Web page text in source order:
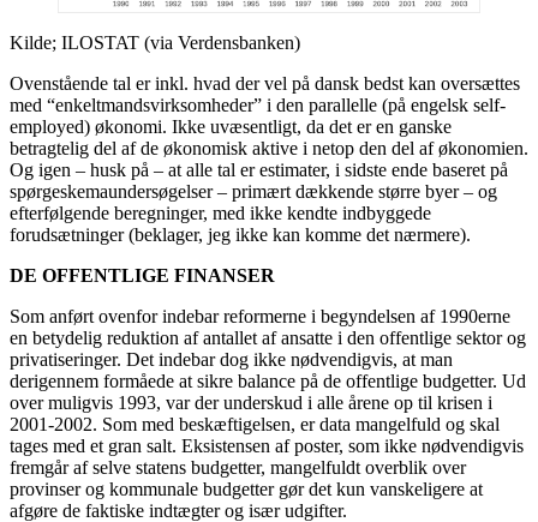
Kilde; ILOSTAT (via Verdensbanken)
Ovenstående tal er inkl. hvad der vel på dansk bedst kan oversættes
med “enkeltmandsvirksomheder” i den parallelle (på engelsk self-
employed) økonomi. Ikke uvæsentligt, da det er en ganske
betragtelig del af de økonomisk aktive i netop den del af økonomien.
Og igen – husk på – at alle tal er estimater, i sidste ende baseret på
spørgeskemaundersøgelser – primært dækkende større byer – og
efterfølgende beregninger, med ikke kendte indbyggede
forudsætninger (beklager, jeg ikke kan komme det nærmere).
DE OFFENTLIGE FINANSER
Som anført ovenfor indebar reformerne i begyndelsen af 1990erne
en betydelig reduktion af antallet af ansatte i den offentlige sektor og
privatiseringer. Det indebar dog ikke nødvendigvis, at man
derigennem formåede at sikre balance på de offentlige budgetter. Ud
over muligvis 1993, var der underskud i alle årene op til krisen i
2001-2002. Som med beskæftigelsen, er data mangelfuld og skal
tages med et gran salt. Eksistensen af poster, som ikke nødvendigvis
fremgår af selve statens budgetter, mangelfuldt overblik over
provinser og kommunale budgetter gør det kun vanskeligere at
afgøre de faktiske indtægter og især udgifter.